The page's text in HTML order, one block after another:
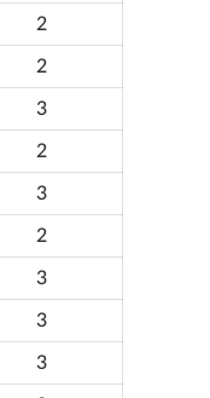
2
2
3
2
3
2
3
3
3